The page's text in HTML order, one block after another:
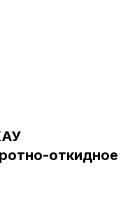
откидное